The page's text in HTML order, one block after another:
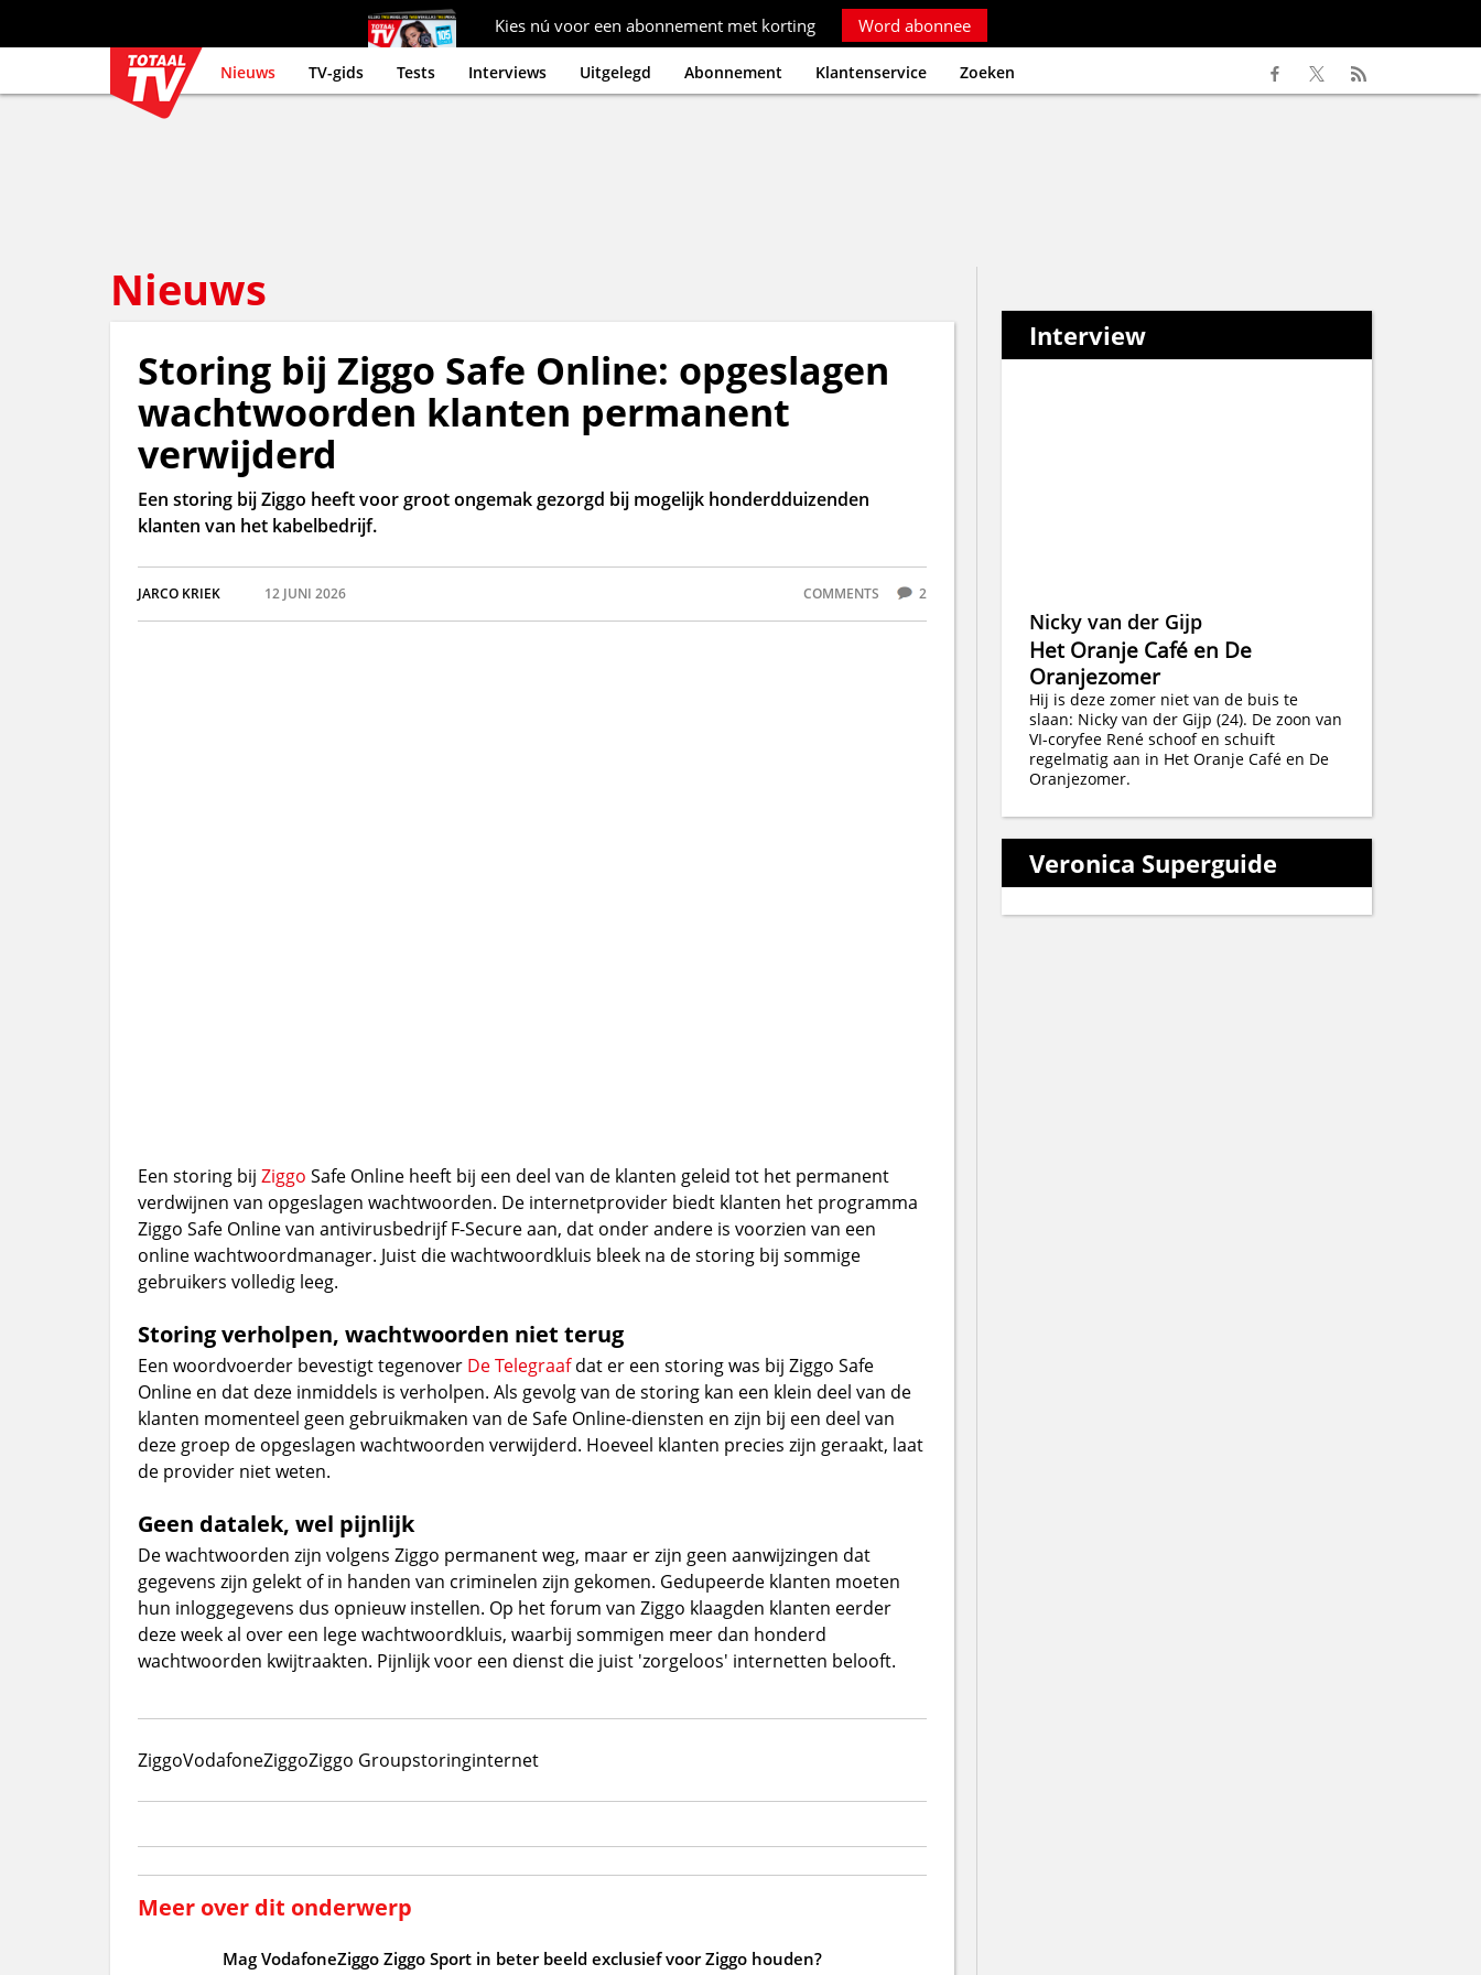
Kies nú voor een abonnement met korting Word abonnee
Nieuws TV-gids Tests Interviews Uitgelegd Abonnement Klantenservice Zoeken
Nieuws
Storing bij Ziggo Safe Online: opgeslagen
wachtwoorden klanten permanent
verwijderd
Een storing bij Ziggo heeft voor groot ongemak gezorgd bij mogelijk honderdduizenden
klanten van het kabelbedrijf.
JARCO KRIEK 12 JUNI 2026 COMMENTS 2
Een storing bij Ziggo Safe Online heeft bij een deel van de klanten geleid tot het permanent
verdwijnen van opgeslagen wachtwoorden. De internetprovider biedt klanten het programma
Ziggo Safe Online van antivirusbedrijf F-Secure aan, dat onder andere is voorzien van een
online wachtwoordmanager. Juist die wachtwoordkluis bleek na de storing bij sommige
gebruikers volledig leeg.
Storing verholpen, wachtwoorden niet terug
Een woordvoerder bevestigt tegenover De Telegraafdat er een storing was bij Ziggo Safe
Online en dat deze inmiddels is verholpen. Als gevolg van de storing kan een klein deel van de
klanten momenteel geen gebruikmaken van de Safe Online-diensten en zijn bij een deel van
deze groep de opgeslagen wachtwoorden verwijderd. Hoeveel klanten precies zijn geraakt, laat
de provider niet weten.
Geen datalek, wel pijnlijk
De wachtwoorden zijn volgens Ziggo permanent weg, maar er zijn geen aanwijzingen dat
gegevens zijn gelekt of in handen van criminelen zijn gekomen. Gedupeerde klanten moeten
hun inloggegevens dus opnieuw instellen. Op het forum van Ziggo klaagden klanten eerder
deze week al over een lege wachtwoordkluis, waarbij sommigen meer dan honderd
wachtwoorden kwijtraakten. Pijnlijk voor een dienst die juist 'zorgeloos' internetten belooft.
ZiggoVodafoneZiggoZiggo Groupstoringinternet
Meer over dit onderwerp
Mag VodafoneZiggo Ziggo Sport in beter beeld exclusief voor Ziggo houden?
Interview
Nicky van der Gijp
Het Oranje Café en De
Oranjezomer
Hij is deze zomer niet van de buis te
slaan: Nicky van der Gijp (24). De zoon van
VI-coryfee René schoof en schuift
regelmatig aan in Het Oranje Café en De
Oranjezomer.
Veronica Superguide